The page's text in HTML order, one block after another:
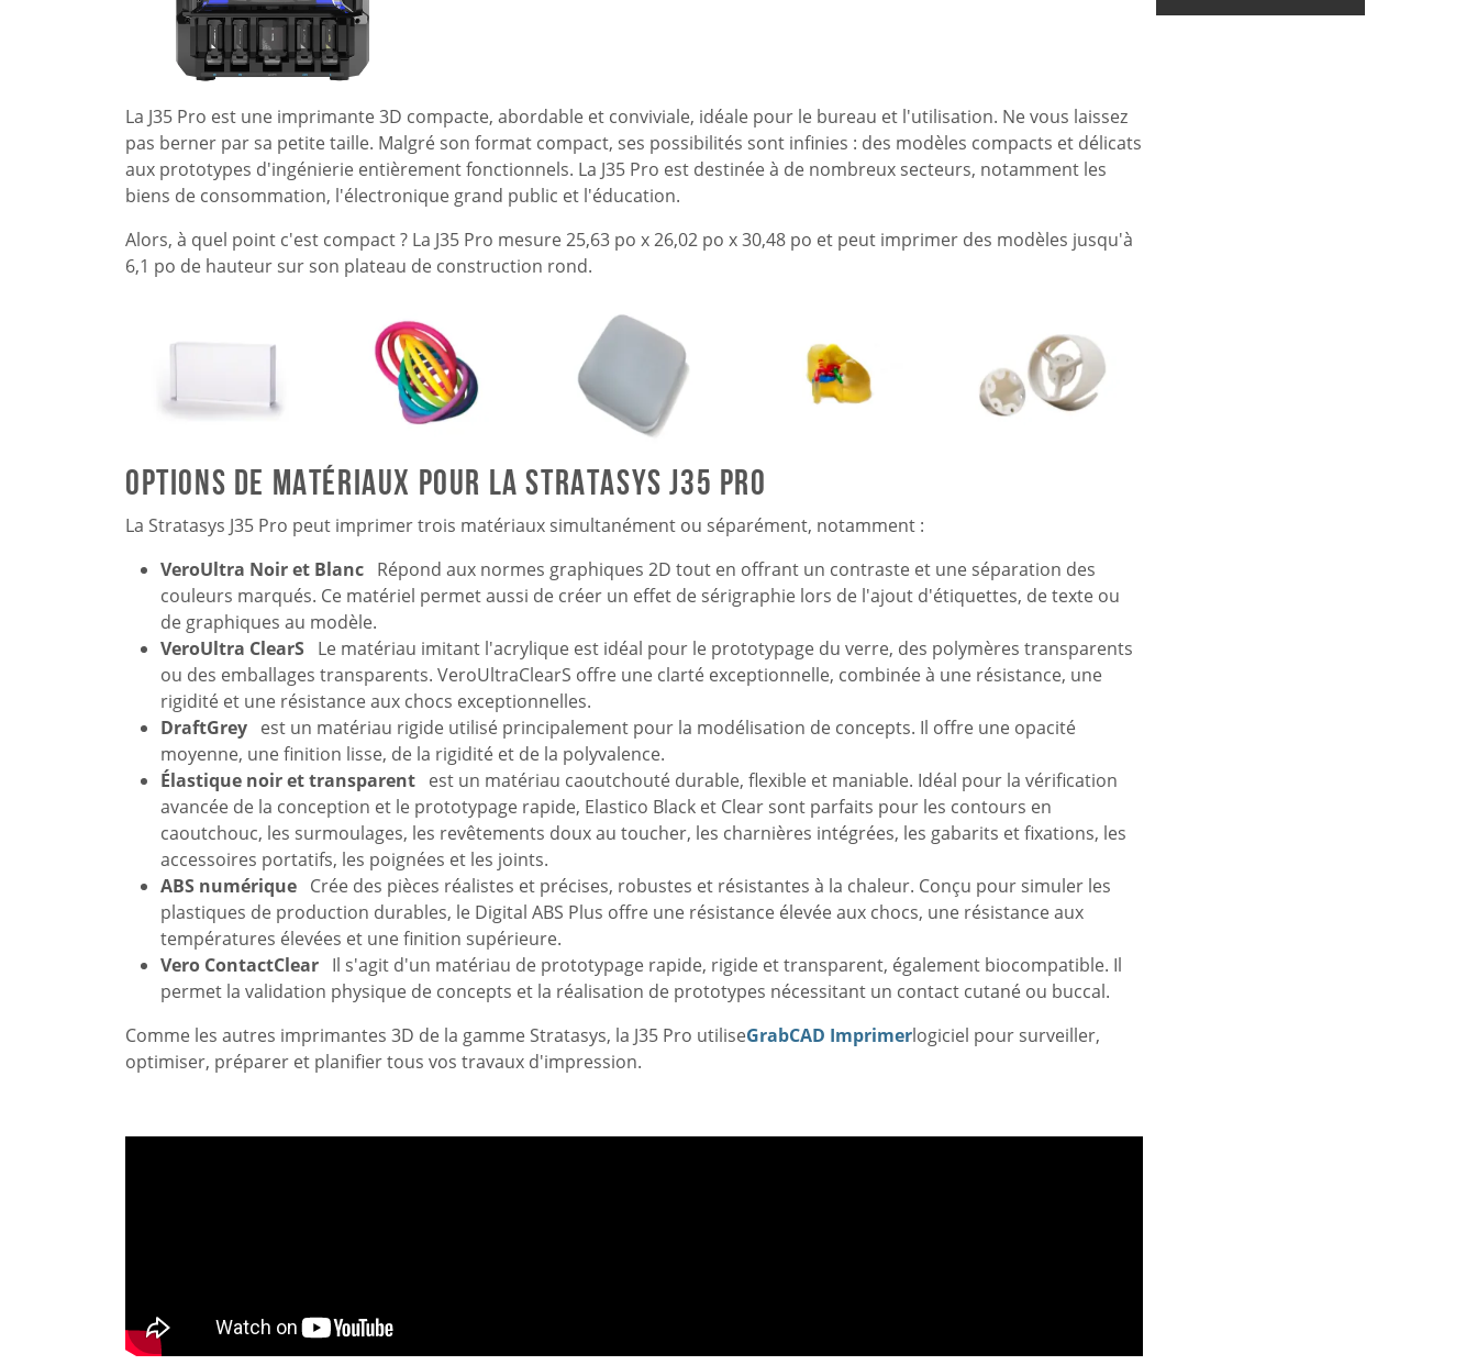
La J35 Pro est une imprimante 3D compacte, abordable et conviviale, idéale pour le bureau et l'utilisation. Ne vous laissez
pas berner par sa petite taille. Malgré son format compact, ses possibilités sont infinies : des modèles compacts et délicats
aux prototypes d'ingénierie entièrement fonctionnels. La J35 Pro est destinée à de nombreux secteurs, notamment les
biens de consommation, l'électronique grand public et l'éducation.
Alors, à quel point c'est compact ? La J35 Pro mesure 25,63 po x 26,02 po x 30,48 po et peut imprimer des modèles jusqu'à
6,1 po de hauteur sur son plateau de construction rond.
Options de matériaux pour la Stratasys J35 Pro
La Stratasys J35 Pro peut imprimer trois matériaux simultanément ou séparément, notamment :
VeroUltra Noir et Blanc Répond aux normes graphiques 2D tout en offrant un contraste et une séparation des
couleurs marqués. Ce matériel permet aussi de créer un effet de sérigraphie lors de l'ajout d'étiquettes, de texte ou
de graphiques au modèle.
VeroUltra ClearS Le matériau imitant l'acrylique est idéal pour le prototypage du verre, des polymères transparents
ou des emballages transparents. VeroUltraClearS offre une clarté exceptionnelle, combinée à une résistance, une
rigidité et une résistance aux chocs exceptionnelles.
DraftGrey est un matériau rigide utilisé principalement pour la modélisation de concepts. Il offre une opacité
moyenne, une finition lisse, de la rigidité et de la polyvalence.
Élastique noir et transparent est un matériau caoutchouté durable, flexible et maniable. Idéal pour la vérification
avancée de la conception et le prototypage rapide, Elastico Black et Clear sont parfaits pour les contours en
caoutchouc, les surmoulages, les revêtements doux au toucher, les charnières intégrées, les gabarits et fixations, les
accessoires portatifs, les poignées et les joints.
ABS numérique Crée des pièces réalistes et précises, robustes et résistantes à la chaleur. Conçu pour simuler les
plastiques de production durables, le Digital ABS Plus offre une résistance élevée aux chocs, une résistance aux
températures élevées et une finition supérieure.
Vero ContactClear Il s'agit d'un matériau de prototypage rapide, rigide et transparent, également biocompatible. Il
permet la validation physique de concepts et la réalisation de prototypes nécessitant un contact cutané ou buccal.
Comme les autres imprimantes 3D de la gamme Stratasys, la J35 Pro utiliseGrabCAD Imprimerlogiciel pour surveiller,
optimiser, préparer et planifier tous vos travaux d'impression.